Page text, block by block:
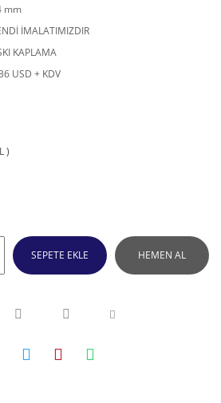
mm
İMALATIMIZDIR
KAPLAMA
USD + KDV
)
SEPETE EKLE HEMEN AL